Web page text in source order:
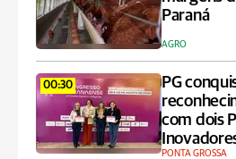
Paraná
AGRO
00:30
PG
com dois
PONTA GROSSA